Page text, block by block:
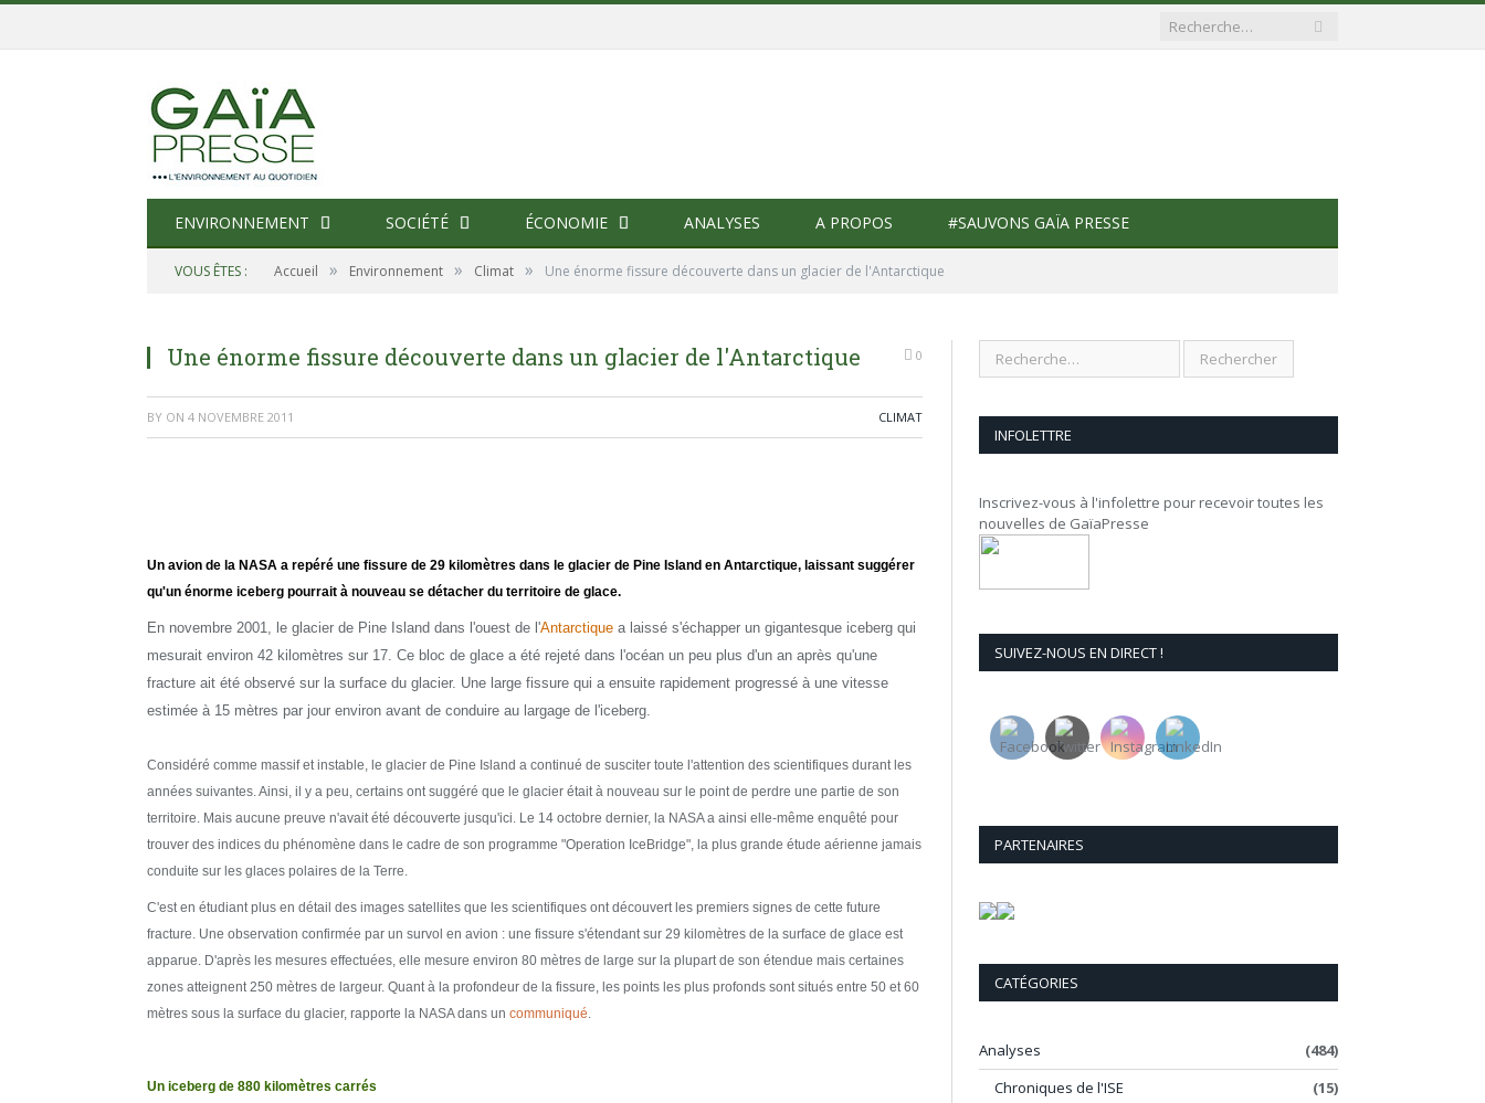
ENVIRONNEMENT SOCIÉTÉ ÉCONOMIE ANALYSES A PROPOS #SAUVONS GAÏA PRESSE
VOUS ÊTES : Accueil » Environnement » Climat » Une énorme fissure découverte dans un glacier de l'Antarctique
Une énorme fissure découverte dans un glacier de l'Antarctique 0
BY ON 4 NOVEMBRE 2011 CLIMAT
Un avion de la NASA a repéré une fissure de 29 kilomètres dans le glacier de Pine Island en Antarctique, laissant suggérer
qu'un énorme iceberg pourrait à nouveau se détacher du territoire de glace.
En novembre 2001, le glacier de Pine Island dans l'ouest de l'Antarctique a laissé s'échapper un gigantesque iceberg qui
mesurait environ 42 kilomètres sur 17. Ce bloc de glace a été rejeté dans l'océan un peu plus d'un an après qu'une
fracture ait été observé sur la surface du glacier. Une large fissure qui a ensuite rapidement progressé à une vitesse
estimée à 15 mètres par jour environ avant de conduire au largage de l'iceberg.
Considéré comme massif et instable, le glacier de Pine Island a continué de susciter toute l'attention des scientifiques durant les
années suivantes. Ainsi, il y a peu, certains ont suggéré que le glacier était à nouveau sur le point de perdre une partie de son
territoire. Mais aucune preuve n'avait été découverte jusqu'ici. Le 14 octobre dernier, la NASA a ainsi elle-même enquêté pour
trouver des indices du phénomène dans le cadre de son programme "Operation IceBridge", la plus grande étude aérienne jamais
conduite sur les glaces polaires de la Terre.
C'est en étudiant plus en détail des images satellites que les scientifiques ont découvert les premiers signes de cette future
fracture. Une observation confirmée par un survol en avion : une fissure s'étendant sur 29 kilomètres de la surface de glace est
apparue. D'après les mesures effectuées, elle mesure environ 80 mètres de large sur la plupart de son étendue mais certaines
zones atteignent 250 mètres de largeur. Quant à la profondeur de la fissure, les points les plus profonds sont situés entre 50 et 60
mètres sous la surface du glacier, rapporte la NASA dans un communiqué.
Un iceberg de 880 kilomètres carrés
INFOLETTRE
Inscrivez-vous à l'infolettre pour recevoir toutes les
nouvelles de GaïaPresse
SUIVEZ-NOUS EN DIRECT !
PARTENAIRES
CATÉGORIES
Analyses
(484)
Chroniques de l'ISE
(15)